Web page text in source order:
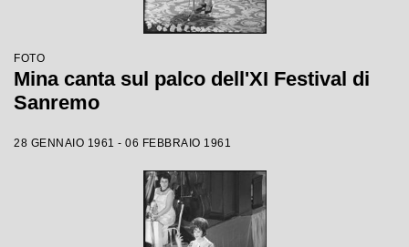
FOTO
Mina canta sul palco dell'XI Festival di
Sanremo
28 GENNAIO 1961 - 06 FEBBRAIO 1961